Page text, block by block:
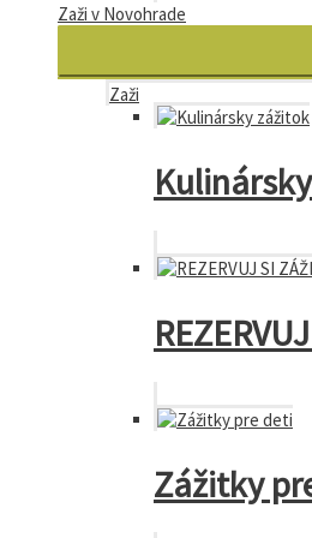
Zaži v Novohrade
Zaži
Zážitky